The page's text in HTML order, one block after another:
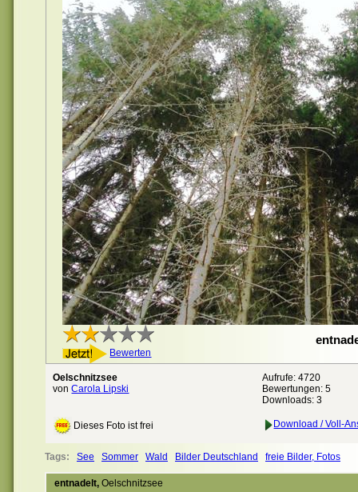
Bewerten
Oelschnitzsee
vonCarola Lipski
Aufrufe: 4720
Bewertungen:5
Downloads: 3
Dieses Foto ist frei Download / Voll-
Tags: See Sommer Wald Bilder Deutschland freie Bilder, Fotos
entnadelt, Oelschnitzsee